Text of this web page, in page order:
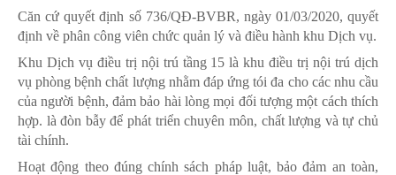
Căn cứ quyết định số 736/QĐ-BVBR, ngày 01/03/2020, quyết
định về phân công viên chức quản lý và điều hành khu Dịch vụ.
Khu Dịch vụ điều trị nội trú tầng 15 là khu điều trị nội trú dịch
vụ phòng bệnh chất lượng nhằm đáp ứng tói đa cho các nhu cầu
của người bệnh, đảm bảo hài lòng mọi đối tượng một cách thích
hợp. là đòn bẫy để phát triển chuyên môn, chất lượng và tự chủ
tài chính.
Hoạt động theo đúng chính sách pháp luật, bảo đảm an toàn,